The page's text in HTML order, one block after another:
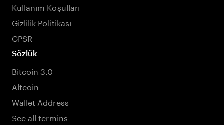
Kullanım Koşulları
Gizlilik Politikası
GPSR
Sözlük
Bitcoin 3.0
Altcoin
Wallet Address
See all termins